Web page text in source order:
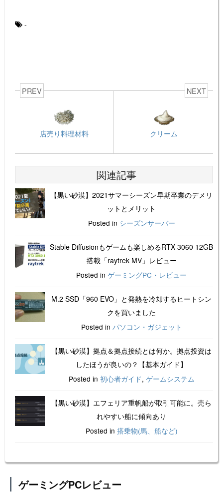
-
PREV
店売り料理材料
NEXT
クリーム
関連記事
【黒い砂漠】2021サマーシーズン早期卒業のデメリ
ットとメリット
Posted in シーズンサーバー
Stable Diffusionもゲームも楽しめるRTX 3060 12GB
搭載「raytrek MV」レビュー
Posted in ゲーミングPC・レビュー
M.2 SSD「960 EVO」と発熱を冷却するヒートシン
クを買いました
Posted in パソコン・ガジェット
【黒い砂漠】拠点＆拠点接続とは何か。拠点投資は
したほうが良いの？【基本ガイド】
Posted in 初心者ガイド, ゲームシステム
【黒い砂漠】エフェリア重帆船が取引可能に。売ら
れやすい船に傾向あり
Posted in 搭乗物(馬、船など)
ゲーミングPCレビュー